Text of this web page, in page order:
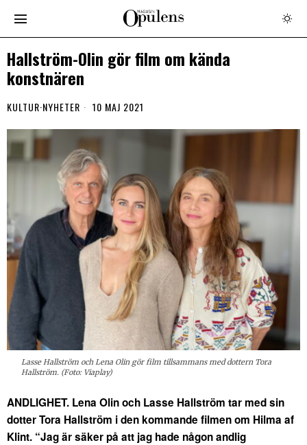
Hallström-Olin gör film om kända
konstnären
KULTUR·NYHETER 10 MAJ 2021
Lasse Hallström och Lena Olin gör film tillsammans med dottern Tora
Hallström. (Foto: Viaplay)
ANDLIGHET. Lena Olin och Lasse Hallström tar med sin
dotter Tora Hallström i den kommande filmen om Hilma af
Klint. “Jag är säker på att jag hade någon andlig